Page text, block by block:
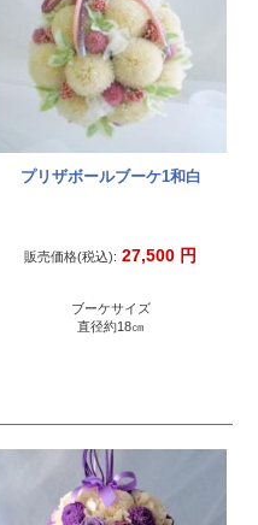
プリザボールブーケ1和白
販売価格(税込): 27,500 円
ブーケサイズ
直径約18㎝